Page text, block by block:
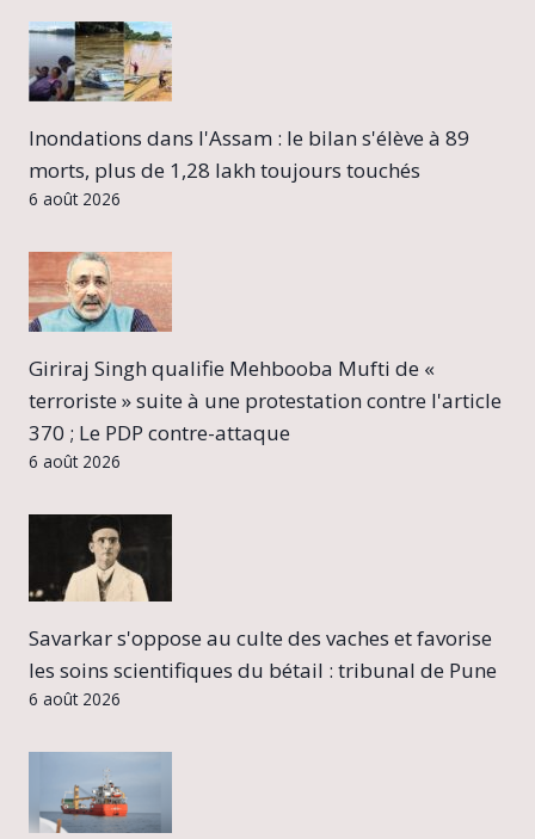
Inondations dans l'Assam : le bilan s'élève à 89
morts, plus de 1,28 lakh toujours touchés
6 août 2026
Giriraj Singh qualifie Mehbooba Mufti de «
terroriste » suite à une protestation contre l'article
370 ; Le PDP contre-attaque
6 août 2026
Savarkar s'oppose au culte des vaches et favorise
les soins scientifiques du bétail : tribunal de Pune
6 août 2026